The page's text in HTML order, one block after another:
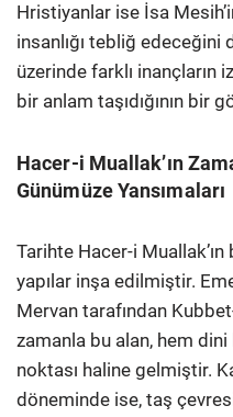
Hristiyanlar ise İsa
insanlığı tebliğ edeceğini
üzerinde farklı inançların
bir anlam taşıdığının bir
Hacer-i Muallak’ın
Günümüze Yansımaları
Tarihte Hacer-i
yapılar inşa edilmiştir.
Mervan tarafından
zamanla bu alan, hem
noktası haline gelmiştir.
döneminde ise, taş